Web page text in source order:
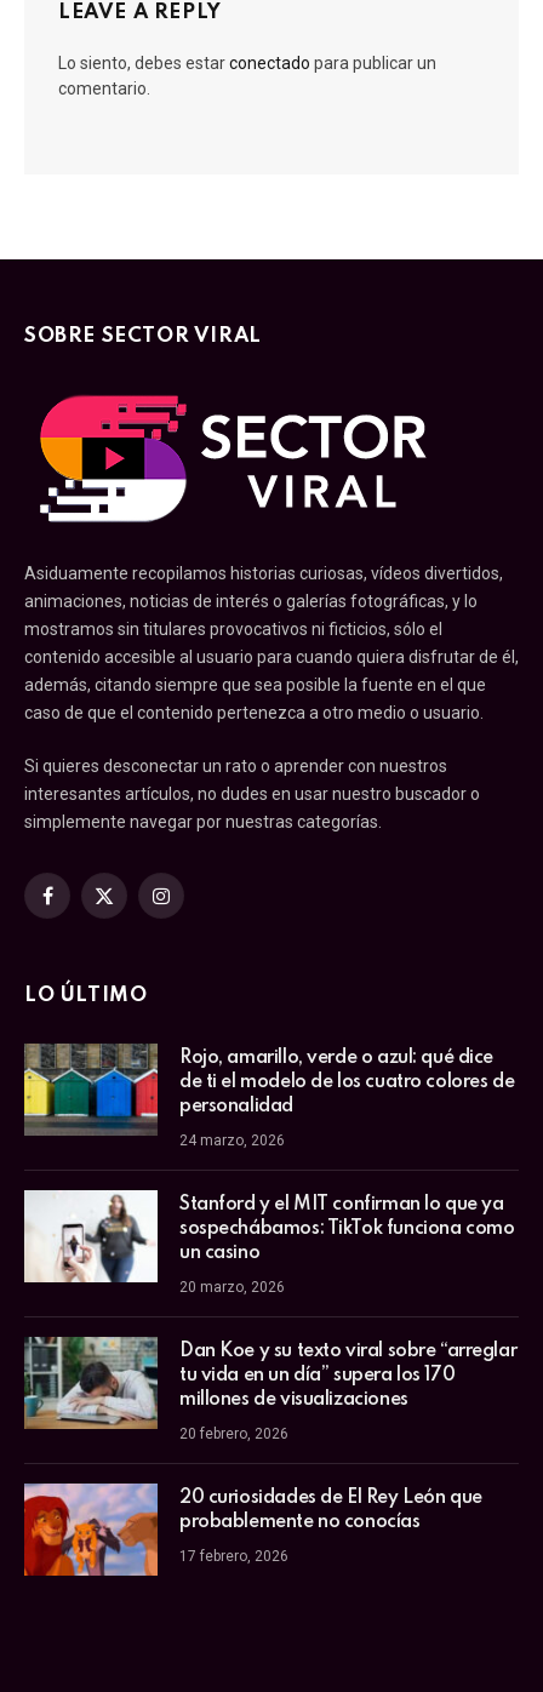
LEAVE A REPLY
Lo siento, debes estarconectado para publicar un
comentario.
SOBRE SECTOR VIRAL
Asiduamente recopilamos historias curiosas, vídeos divertidos,
animaciones, noticias de interés o galerías fotográficas, y lo
mostramos sin titulares provocativos ni ficticios, sólo el
contenido accesible al usuario para cuando quiera disfrutar de él,
además, citando siempre que sea posible la fuente en el que
caso de que el contenido pertenezca a otro medio o usuario.
Si quieres desconectar un rato o aprender con nuestros
interesantes artículos, no dudes en usar nuestro buscador o
simplemente navegar por nuestras categorías.
Facebook
X
Instagram
LO ÚLTIMO
Rojo, amarillo, verde o azul: qué dice
de ti el modelo de los cuatro colores de
personalidad
24 marzo, 2026
Stanford y el MIT confirman lo que ya
sospechábamos: TikTok funciona como
un casino
20 marzo, 2026
Dan Koe y su texto viral sobre “arreglar
tu vida en un día” supera los 170
millones de visualizaciones
20 febrero, 2026
20 curiosidades de El Rey León que
probablemente no conocías
17 febrero, 2026